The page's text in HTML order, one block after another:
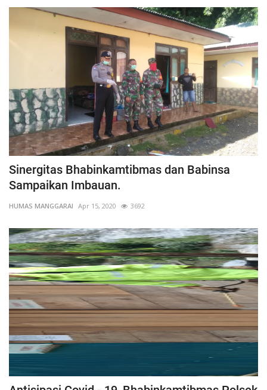
Sinergitas Bhabinkamtibmas dan Babinsa
Sampaikan Imbauan.
HUMAS MANGGARAI Apr 15, 2020 3692